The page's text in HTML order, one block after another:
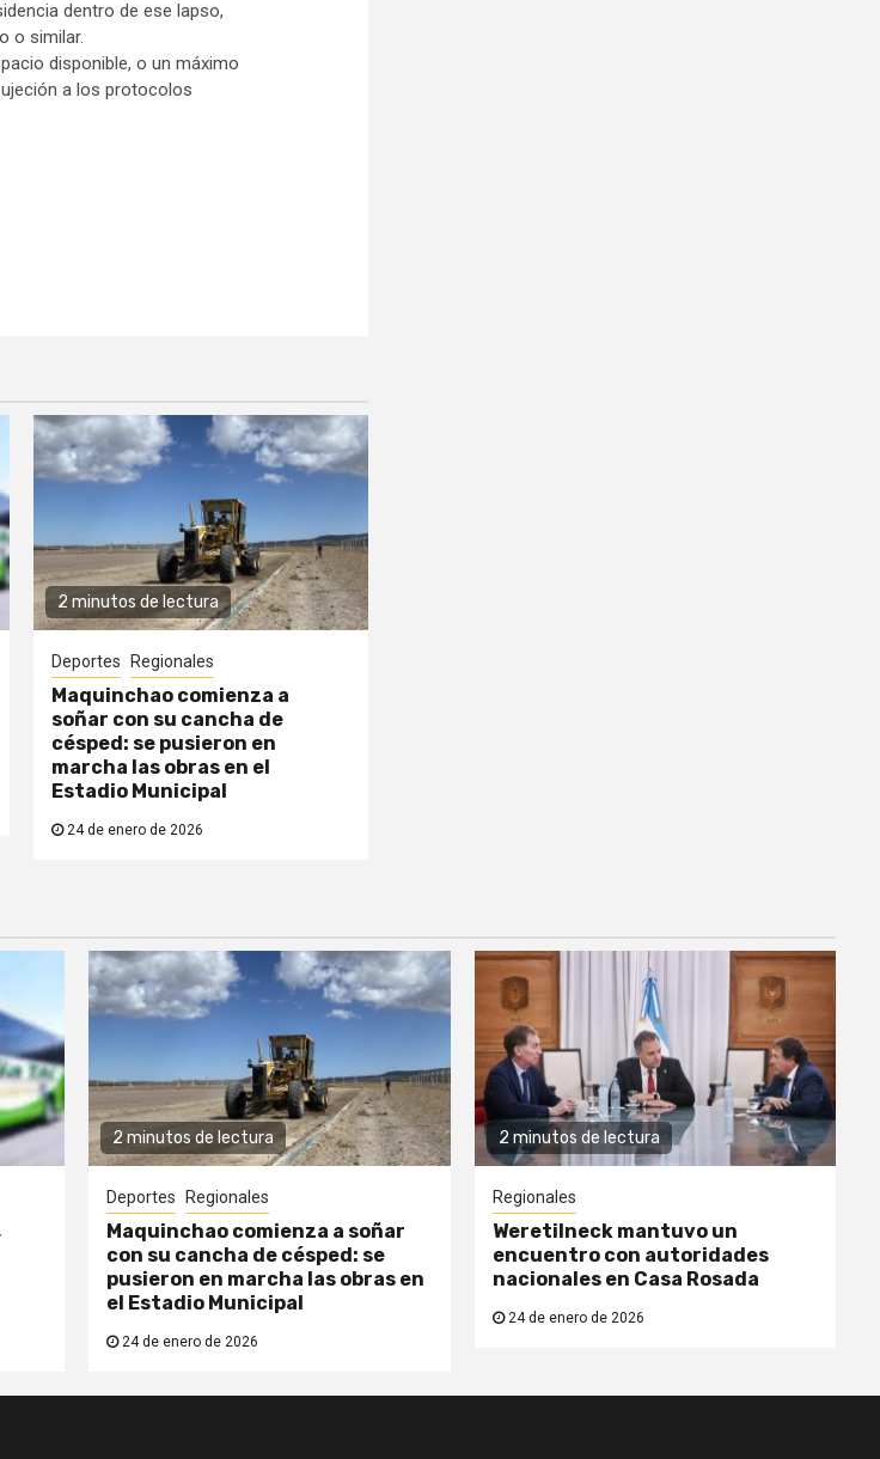
dentro de ese lapso,
o similar.
disponible, o un máximo
a los protocolos
2 minutos de lectura
Deportes Regionales
Maquinchao comienza a
soñar con su cancha de
césped: se pusieron en
marcha las obras en el
Estadio Municipal
24 de enero de 2026
2 minutos de lectura
Deportes Regionales
Maquinchao comienza a soñar
con su cancha de césped: se
pusieron en marcha las obras en
el Estadio Municipal
24 de enero de 2026
2 minutos de lectura
Regionales
Weretilneck mantuvo un
encuentro con autoridades
nacionales en Casa Rosada
24 de enero de 2026